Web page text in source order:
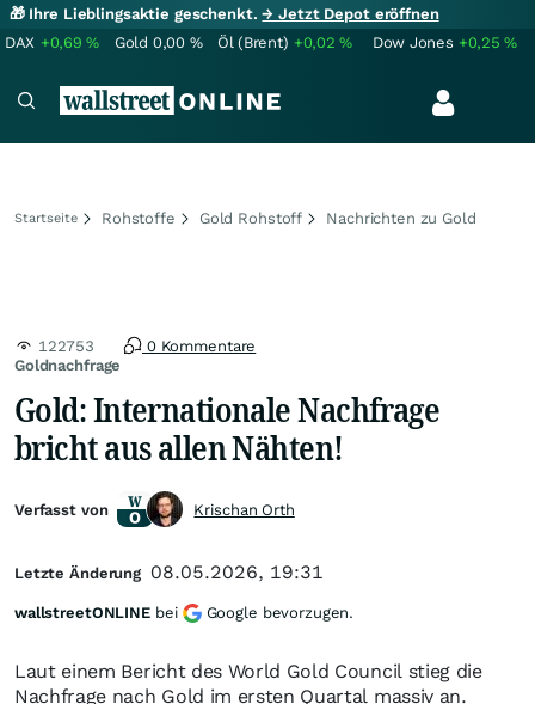
🎁 Ihre Lieblingsaktie geschenkt.→ Jetzt Depot eröffnen
DAX +0,69% Gold 0,00 % Öl (Brent) +0,02% Dow Jones +0,25%
Startseite Rohstoffe Gold Rohstoff Nachrichten zu Gold
Goldnachfrage
122753 0 Kommentare
Gold: Internationale Nachfrage
bricht aus allen Nähten!
Laut einem Bericht des World Gold Council stieg die
Nachfrage nach Gold im ersten Quartal massiv an.
Verfasst von Krischan Orth
Letzte Änderung 08.05.2026, 19:31
wallstreetONLINE bei Google bevorzugen.